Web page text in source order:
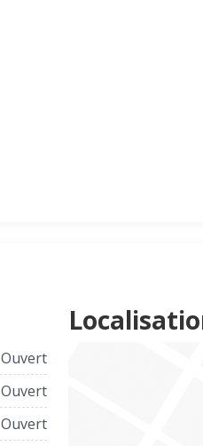
Ouvert
Ouvert
Ouvert